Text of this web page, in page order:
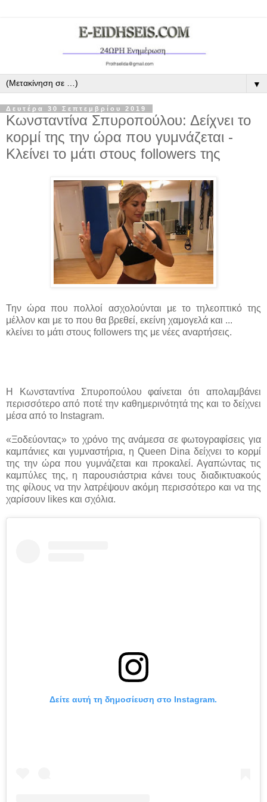
▼
Δευτέρα 30 Σεπτεμβρίου 2019
Κωνσταντίνα Σπυροπούλου: Δείχνει το
κορμί της την ώρα που γυμνάζεται -
Κλείνει το μάτι στους followers της
Την ώρα που πολλοί ασχολούνται με το τηλεοπτικό της
μέλλον και με το που θα βρεθεί, εκείνη χαμογελά και ...
κλείνει το μάτι στους followers της με νέες αναρτήσεις.
Η Κωνσταντίνα Σπυροπούλου φαίνεται ότι απολαμβάνει
περισσότερο από ποτέ την καθημερινότητά της και το δείχνει
μέσα από το Instagram.
«Ξοδεύοντας» το χρόνο της ανάμεσα σε φωτογραφίσεις για
καμπάνιες και γυμναστήρια, η Queen Dina δείχνει το κορμί
της την ώρα που γυμνάζεται και προκαλεί. Αγαπώντας τις
καμπύλες της, η παρουσιάστρια κάνει τους διαδικτυακούς
της φίλους να την λατρέψουν ακόμη περισσότερο και να της
χαρίσουν likes και σχόλια.
Δείτε αυτή τη δημοσίευση στο Instagram.